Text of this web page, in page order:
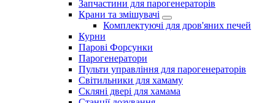
Запчастини для парогенераторів
Крани та змішувачі
Комплектуючі для дров'яних печей
Курни
Парові Форсунки
Парогенератори
Пульти управління для парогенераторів
Світильники для хамаму
Скляні двері для хамама